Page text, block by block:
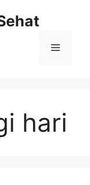
Menu
hari